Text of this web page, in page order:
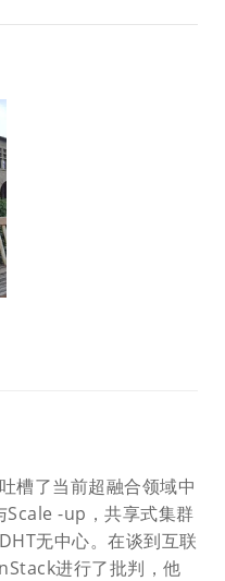
槽了当前超融合领域中
-up，共享式集群
无中心。在谈到互联
进行了批判，他